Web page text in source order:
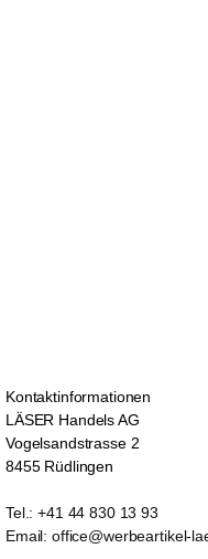
Kontaktinformationen
LÄSER Handels AG
Vogelsandstrasse 2
8455 Rüdlingen
Tel.: +41 44 830 13 93
Email: office@werbeartikel-